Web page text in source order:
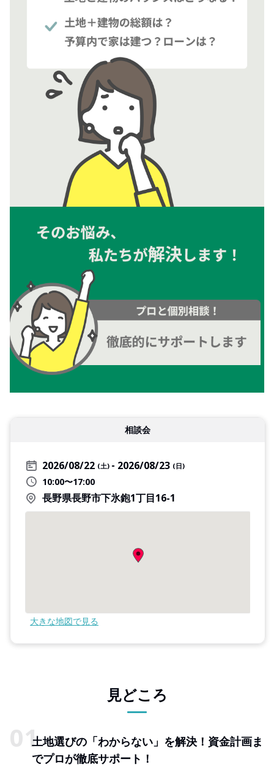
相談会
2026/08/22 (土) 2026/08/23 (日)
10:00〜17:00
長野県長野市下氷鉋1丁目16-1
大きな地図で見る
見どころ
土地選びの「わからない」を解決！資金計画ま
でプロが徹底サポート！